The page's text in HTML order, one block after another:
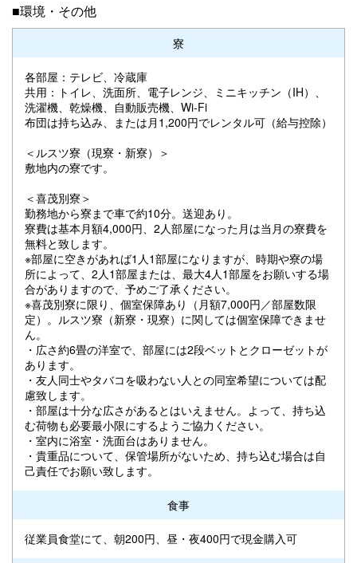
■環境・その他
寮
各部屋：テレビ、冷蔵庫
共用：トイレ、洗面所、電子レンジ、ミニキッチン（IH）、
洗濯機、乾燥機、自動販売機、Wi-Fi
布団は持ち込み、または月1,200円でレンタル可（給与控除）
＜ルスツ寮（現寮・新寮）＞
敷地内の寮です。
＜喜茂別寮＞
勤務地から寮まで車で約10分。送迎あり。
寮費は基本月額4,000円、2人部屋になった月は当月の寮費を
無料と致します。
※部屋に空きがあれば1人1部屋になりますが、時期や寮の場
所によって、2人1部屋または、最大4人1部屋をお願いする場
合がありますので、予めご了承ください。
※喜茂別寮に限り、個室保障あり（月額7,000円／部屋数限
定）。ルスツ寮（新寮・現寮）に関しては個室保障できませ
ん。
・広さ約6畳の洋室で、部屋には2段ベットとクローゼットが
あります。
・友人同士やタバコを吸わない人との同室希望については配
慮致します。
・部屋は十分な広さがあるとはいえません。よって、持ち込
む荷物も必要最小限にするようご協力ください。
・室内に浴室・洗面台はありません。
・貴重品について、保管場所がないため、持ち込む場合は自
己責任でお願い致します。
食事
従業員食堂にて、朝200円、昼・夜400円で現金購入可